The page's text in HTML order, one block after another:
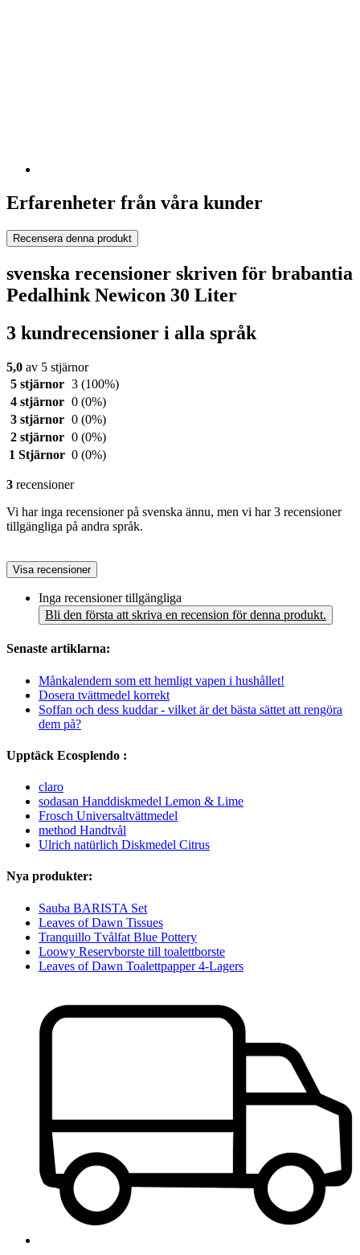
Erfarenheter från våra kunder
Recensera denna produkt
svenska recensioner skriven för brabantia
Pedalhink Newicon 30 Liter
3 kundrecensioner i alla språk
5,0 av 5 stjärnor
5 stjärnor 3 (100%)
4 stjärnor 0 (0%)
3 stjärnor 0 (0%)
2 stjärnor 0 (0%)
1 Stjärnor 0 (0%)
3 recensioner
Vi har inga recensioner på svenska ännu, men vi har 3 recensioner
tillgängliga på andra språk.
Visa recensioner
Inga recensioner tillgängliga
Bli den första att skriva en recension för denna produkt.
Senaste artiklarna:
Månkalendern som ett hemligt vapen i hushållet!
Dosera tvättmedel korrekt
Soffan och dess kuddar - vilket är det bästa sättet att rengöra
dem på?
Upptäck Ecosplendo :
claro
sodasan Handdiskmedel Lemon & Lime
Frosch Universaltvättmedel
method Handtvål
Ulrich natürlich Diskmedel Citrus
Nya produkter:
Sauba BARISTA Set
Leaves of Dawn Tissues
Tranquillo Tvålfat Blue Pottery
Loowy Reservborste till toalettborste
Leaves of Dawn Toalettpapper 4-Lagers